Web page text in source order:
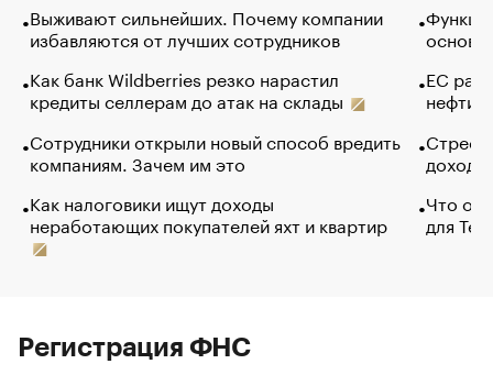
Выживают сильнейших. Почему компании
избавляются от лучших сотрудников
Как банк Wildberries резко нарастил
кредиты селлерам до атак на склады
Сотрудники открыли новый способ вредить
компаниям. Зачем им это
Как налоговики ищут доходы
неработающих покупателей яхт и квартир
основ
ЕС
нефти
Что
для
Регистрация ФНС